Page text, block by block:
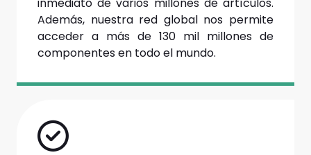
Además, nuestra red global nos permite
acceder a más de 130 mil millones de
componentes en todo el mundo.